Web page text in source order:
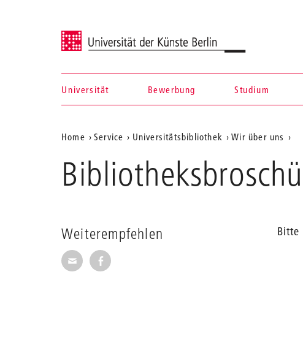
Universität der Künste Berlin
Navigation &
Suche
Universität Bewerbung Studium
Aktuelle
Position
auf
Home Service Universitätsbibliothek Wir über uns
Weiterempfehlen
Seite per E-Mail weiterempfehlen
Seite auf Facebook weiterempfehlen
Bitte